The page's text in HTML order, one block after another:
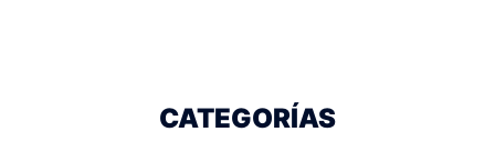
CATEGORÍAS